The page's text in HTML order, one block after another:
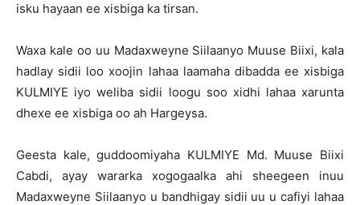
isku hayaan ee xisbiga ka tirsan.
Waxa kale oo uu Madaxweyne Siilaanyo Muuse Biixi, kala
hadlay sidii loo xoojin lahaa laamaha dibadda ee xisbiga
KULMIYE iyo weliba sidii loogu soo xidhi lahaa xarunta
dhexe ee xisbiga oo ah Hargeysa.
Geesta kale, guddoomiyaha KULMIYE Md. Muuse Biixi
Cabdi, ayay wararka xogogaalka ahi sheegeen inuu
Madaxweyne Siilaanyo u bandhigay sidii uu u cafiyi lahaa